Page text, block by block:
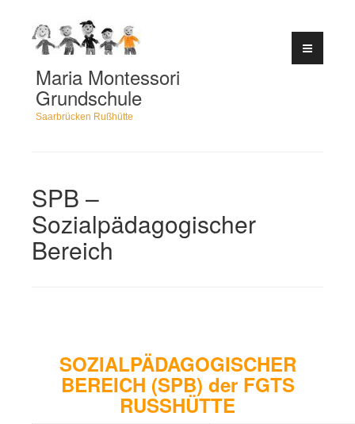
Zum
Inhalt
springen
Maria Montessori
Grundschule
Saarbrücken Rußhütte
SPB –
Sozialpädagogischer
Bereich
SOZIALPÄDAGOGISCHER
BEREICH (SPB) der FGTS
RUSSHÜTTE